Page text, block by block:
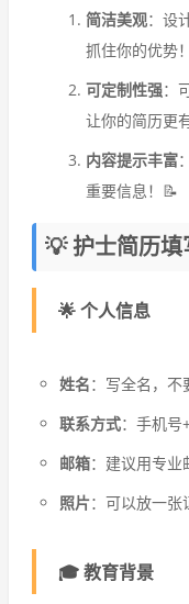
简洁美观：设
抓住你的优势！
可定制性强：
让你的简历更
内容提示丰富
重要信息！📝
💡 护士简历
🌟 个人信息
姓名：写全名，不
联系方式：手机号
邮箱：建议用专业
照片：可以放一
🎓 教育背景